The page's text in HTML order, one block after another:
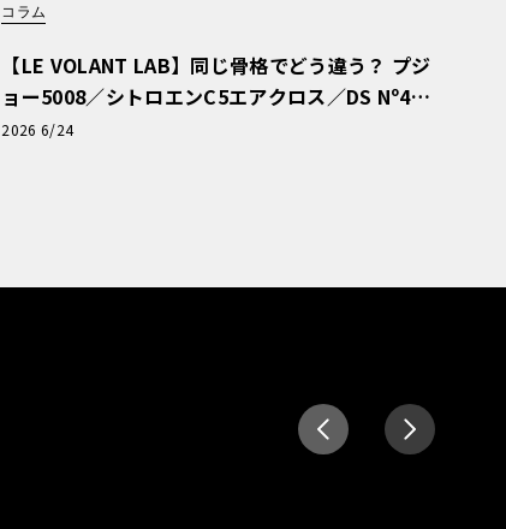
コラム
【LE VOLANT LAB】同じ骨格でどう違う？ プジ
ョー5008／シトロエンC5エアクロス／DS Nº4
読者一気乗りレポート
2026 6/24